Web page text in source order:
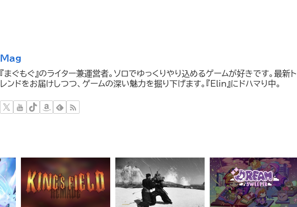
Mag
『まぐもぐ』のライター兼運営者。ソロでゆっくりやり込めるゲームが好きです。最新ト
レンドをお届けしつつ、ゲームの深い魅力を掘り下げます。『Elin』にドハマり中。